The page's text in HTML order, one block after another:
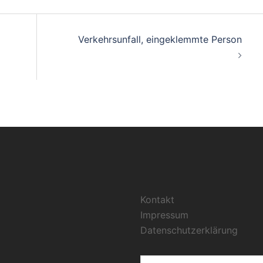
Verkehrsunfall, eingeklemmte Person
Kontakt
Impressum
Datenschutzerklärung